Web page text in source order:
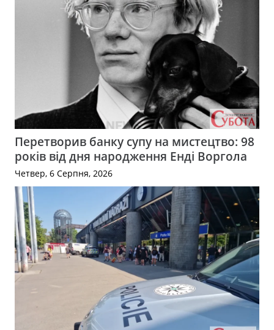
Перетворив банку супу на мистецтво: 98
років від дня народження Енді Воргола
Четвер, 6 Серпня, 2026